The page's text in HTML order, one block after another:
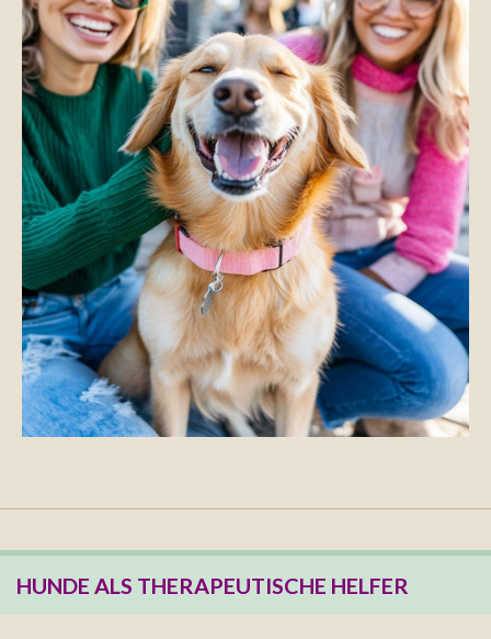
HUNDE ALS THERAPEUTISCHE HELFER